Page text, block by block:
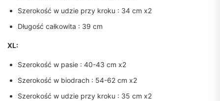
Szerokość w udzie przy kroku : 34 cm x2
Długość całkowita : 39 cm
XL:
Szerokość w pasie : 40-43 cm x2
Szerokość w biodrach : 54-62 cm x2
Szerokość w udzie przy kroku : 35 cm x2